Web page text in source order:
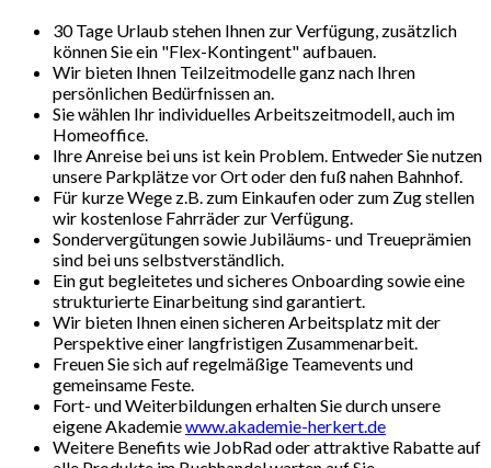
30 Tage Urlaub stehen Ihnen zur Verfügung, zusätzlich
können Sie ein "Flex-Kontingent" aufbauen.
Wir bieten Ihnen Teilzeitmodelle ganz nach Ihren
persönlichen Bedürfnissen an.
Sie wählen Ihr individuelles Arbeitszeitmodell, auch im
Homeoffice.
Ihre Anreise bei uns ist kein Problem. Entweder Sie nutzen
unsere Parkplätze vor Ort oder den fuß nahen Bahnhof.
Für kurze Wege z.B. zum Einkaufen oder zum Zug stellen
wir kostenlose Fahrräder zur Verfügung.
Sondervergütungen sowie Jubiläums- und Treueprämien
sind bei uns selbstverständlich.
Ein gut begleitetes und sicheres Onboarding sowie eine
strukturierte Einarbeitung sind garantiert.
Wir bieten Ihnen einen sicheren Arbeitsplatz mit der
Perspektive einer langfristigen Zusammenarbeit.
Freuen Sie sich auf regelmäßige Teamevents und
gemeinsame Feste.
Fort- und Weiterbildungen erhalten Sie durch unsere
eigene Akademiewww.akademie-herkert.de
Weitere Benefits wie JobRad oder attraktive Rabatte auf